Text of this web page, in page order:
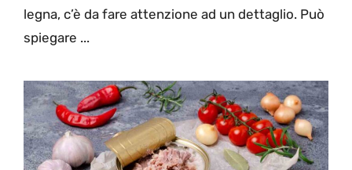
legna, c’è da fare attenzione ad un dettaglio. Può
spiegare ...